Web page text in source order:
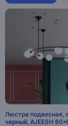
Люстра подвесная,
черный, AJEESH